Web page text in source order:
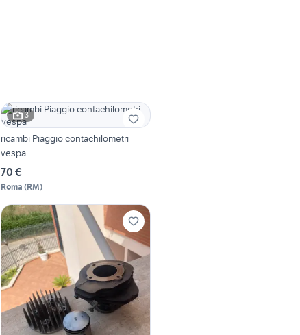
3
ricambi Piaggio contachilometri
vespa
70 €
Roma (RM)